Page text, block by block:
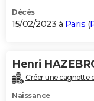
Décès
15/02/2023 à Paris (
Henri
Créer une cagnotte
Naissance